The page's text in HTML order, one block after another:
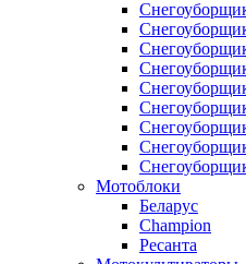
Мотоблоки
Беларус
Champion
Ресанта